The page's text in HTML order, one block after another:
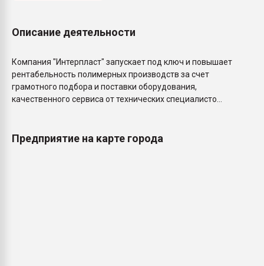
Описание деятельности
Компания "Интерпласт" запускает под ключ и повышает
рентабельность полимерных производств за счет
грамотного подбора и поставки оборудования,
качественного сервиса от технических специалисто...
Предприятие на карте города